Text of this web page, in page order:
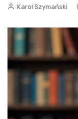
Karol Szymański